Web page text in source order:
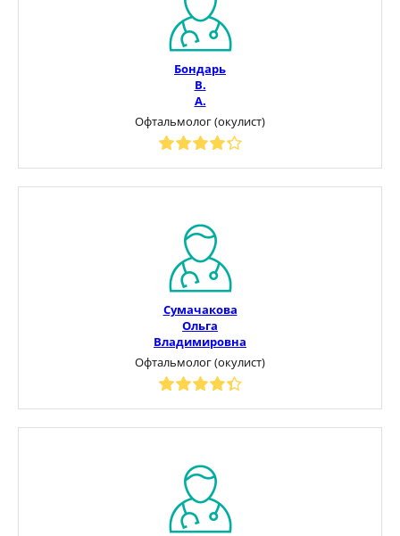
Бондарь
В.
А.
Офтальмолог (окулист)
Сумачакова
Ольга
Владимировна
Офтальмолог (окулист)